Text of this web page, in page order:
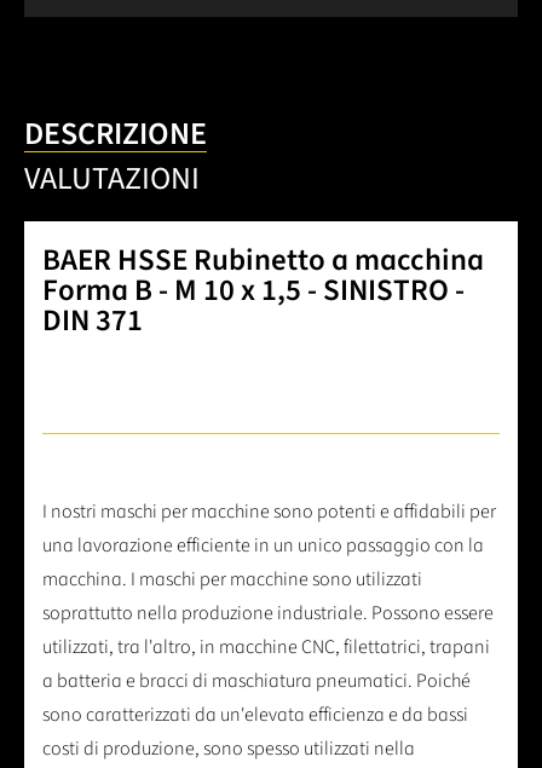
DESCRIZIONE
VALUTAZIONI
BAER HSSE Rubinetto a macchina
Forma B - M 10 x 1,5 - SINISTRO -
DIN 371
I nostri maschi per macchine sono potenti e affidabili per
una lavorazione efficiente in un unico passaggio con la
macchina. I maschi per macchine sono utilizzati
soprattutto nella produzione industriale. Possono essere
utilizzati, tra l'altro, in macchine CNC, filettatrici, trapani
a batteria e bracci di maschiatura pneumatici. Poiché
sono caratterizzati da un'elevata efficienza e da bassi
costi di produzione, sono spesso utilizzati nella